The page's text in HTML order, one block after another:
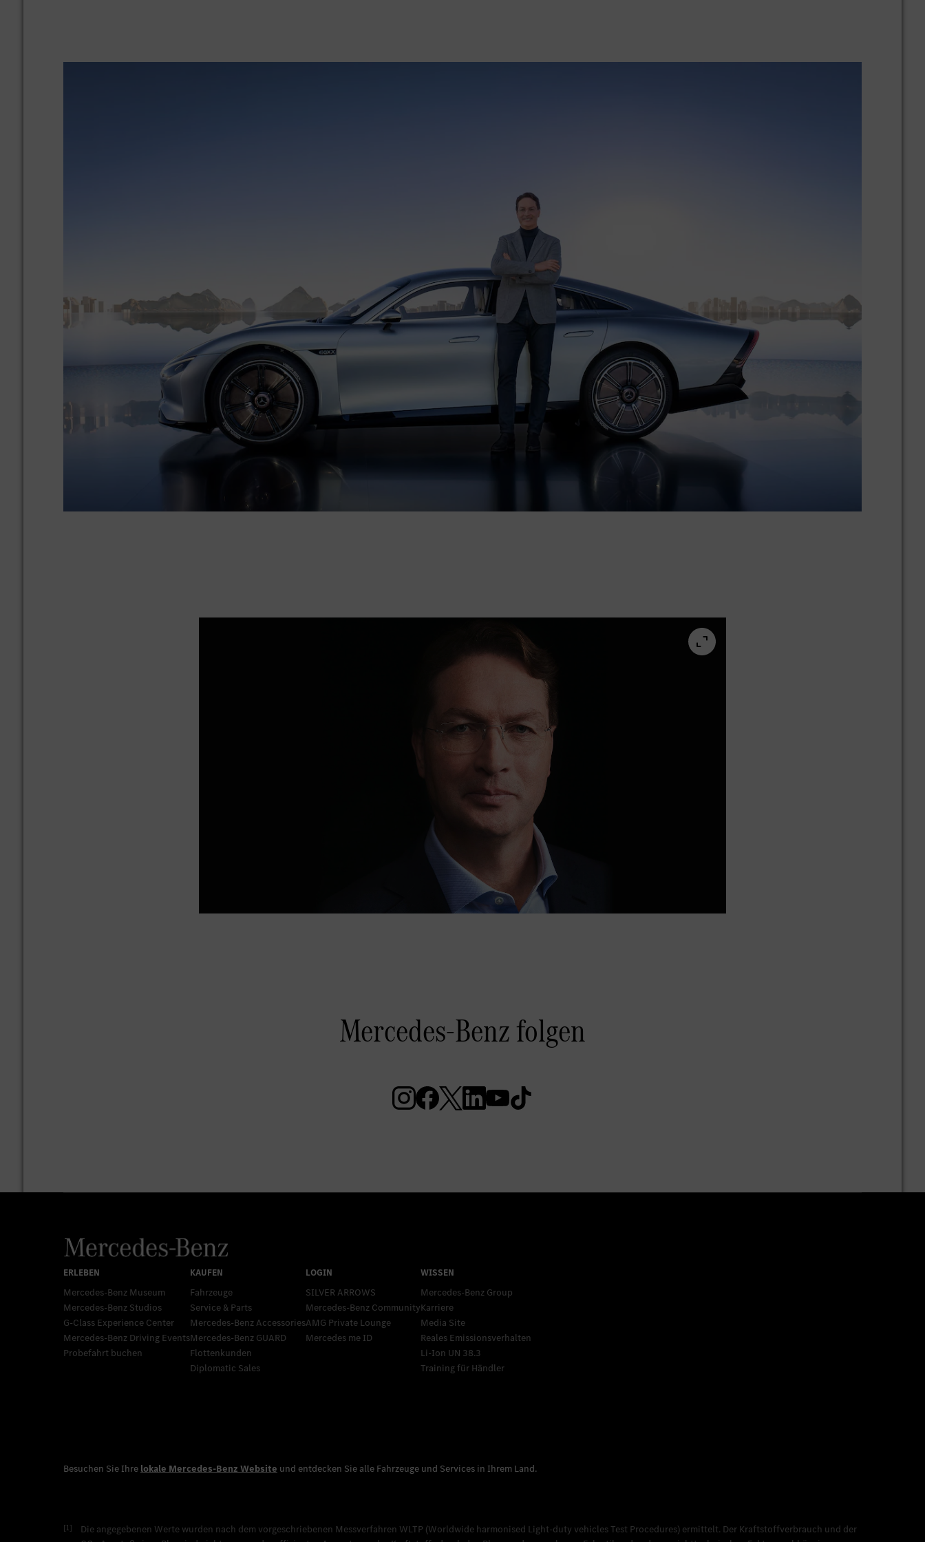
Mercedes-Benz Museum
Mercedes-Benz Studios
G-Class Experience Center
Mercedes-Benz Driving Events
Probefahrt buchen
Fahrzeuge
Service & Parts
Mercedes-Benz Accessories
Mercedes‑Benz GUARD
Flottenkunden
Diplomatic Sales
SILVER ARROWS
Mercedes-Benz Community
AMG Private Lounge
Mercedes me ID
Mercedes-Benz Group
Karriere
Media Site
Reales Emissionsverhalten
Li-Ion UN 38.3
Training für Händler
[1]
Die angegebenen Werte wurden nach dem vorgeschriebenen Messverfahren WLTP (Worldwide harmonised Light-duty vehicles Test Procedures) ermittelt. Der Kraftstoffverbrauch und der